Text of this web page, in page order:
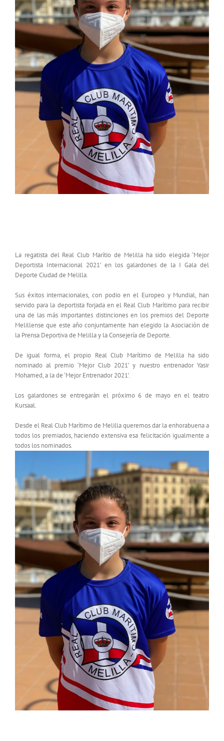
La regatista del Real Club Marítio de Melilla ha sido elegida ‘Mejor
Deportista Internacional 2021’ en los galardones de la I Gala del
Deporte Ciudad de Melilla.
Sus éxitos internacionales, con podio en el Europeo y Mundial, han
servido para la deportista forjada en el Real Club Marítimo para recibir
una de las más importantes distinciones en los premios del Deporte
Melillense que este año conjuntamente han elegido la Asociación de
la Prensa Deportiva de Melilla y la Consejería de Deporte.
De igual forma, el propio Real Club Marítimo de Melilla ha sido
nominado al premio ‘Mejor Club 2021’ y nuestro entrenador Yasir
Mohamed, a la de ‘Mejor Entrenador 2021’.
Los galardones se entregarán el próximo 6 de mayo en el teatro
Kursaal.
Desde el Real Club Marítimo de Melilla queremos dar la enhorabuena a
todos los premiados, haciendo extensiva esa felicitación igualmente a
todos los nominados.